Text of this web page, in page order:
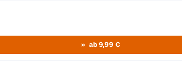
ab 9,99 €